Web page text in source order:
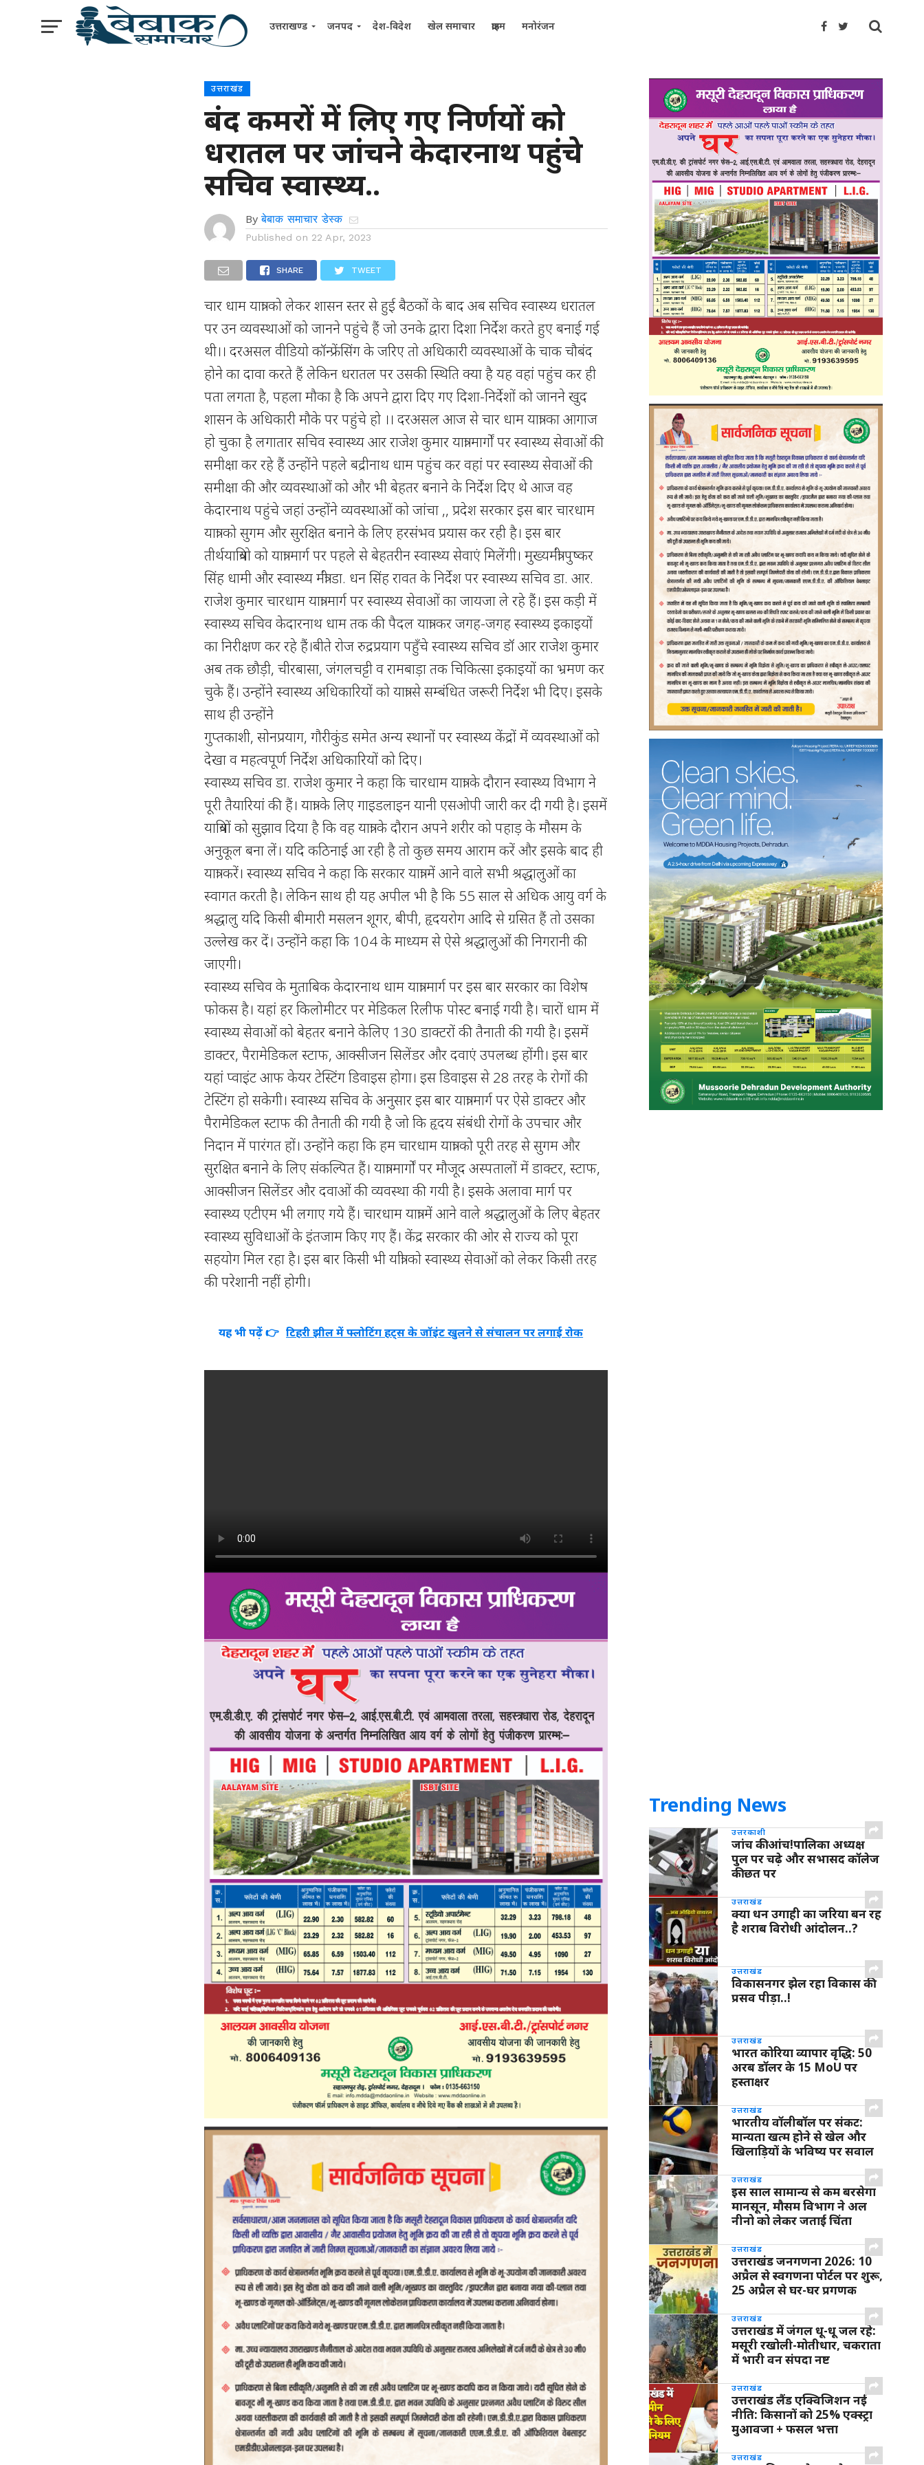
उत्तराखण्ड जनपद देश-विदेश खेल समाचार क्राइम मनोरंजन
उत्तराखंड
बंद कमरों में लिए गए निर्णयों को
धरातल पर जांचने केदारनाथ पहुंचे
सचिव स्वास्थ्य..
By बेबाक समाचार डेस्क
Published on 22 Apr, 2023
SHARE TWEET
चार धाम यात्रा को लेकर शासन स्तर से हुई बैठकों के बाद अब सचिव स्वास्थ्य धरातल
पर उन व्यवस्थाओं को जानने पहुंचे हैं जो उनके द्वारा दिशा निर्देश करते हुए बनाई गई
थी।। दरअसल वीडियो कॉन्फ्रेंसिंग के जरिए तो अधिकारी व्यवस्थाओं के चाक चौबंद
होने का दावा करते हैं लेकिन धरातल पर उसकी स्थिति क्या है यह वहां पहुंच कर ही
पता लगता है, पहला मौका है कि अपने द्वारा दिए गए दिशा-निर्देशों को जानने खुद
शासन के अधिकारी मौके पर पहुंचे हो ।। दरअसल आज से चार धाम यात्रा का आगाज
हो चुका है लगातार सचिव स्वास्थ्य आर राजेश कुमार यात्रा मार्गों पर स्वास्थ्य सेवाओं की
समीक्षा कर रहे हैं उन्होंने पहले बद्रीनाथ धाम पहुंच कर वहां पर स्वास्थ्य सेवाओं की
समीक्षा की और व्यवस्थाओं को और भी बेहतर बनाने के निर्देश दिए थे आज वह
केदारनाथ पहुंचे जहां उन्होंने व्यवस्थाओं को जांचा ,, प्रदेश सरकार इस बार चारधाम
यात्रा को सुगम और सुरक्षित बनाने के लिए हरसंभव प्रयास कर रही है। इस बार
तीर्थयात्रियो को यात्रा मार्ग पर पहले से बेहतरीन स्वास्थ्य सेवाएं मिलेंगी। मुख्यमंत्री पुष्कर
सिंह धामी और स्वास्थ्य मंत्री डा. धन सिंह रावत के निर्देश पर स्वास्थ्य सचिव डा. आर.
राजेश कुमार चारधाम यात्रा मार्ग पर स्वास्थ्य सेवाओं का जायजा ले रहे हैं। इस कड़ी में
स्वास्थ्य सचिव केदारनाथ धाम तक की पैदल यात्रा कर जगह-जगह स्वास्थ्य इकाइयों
का निरीक्षण कर रहे हैं।बीते रोज रुद्रप्रयाग पहुँचे स्वास्थ्य सचिव डॉ आर राजेश कुमार
अब तक छौड़ी, चीरबासा, जंगलचट्टी व रामबाड़ा तक चिकित्सा इकाइयों का भ्रमण कर
चुके हैं। उन्होंने स्वास्थ्य अधिकारियों को यात्रा से सम्बंधित जरूरी निर्देश भी दिए। इसके
साथ ही उन्होंने
गुप्तकाशी, सोनप्रयाग, गौरीकुंड समेत अन्य स्थानों पर स्वास्थ्य केंद्रों में व्यवस्थाओं को
देखा व महत्वपूर्ण निर्देश अधिकारियों को दिए।
स्वास्थ्य सचिव डा. राजेश कुमार ने कहा कि चारधाम यात्रा के दौरान स्वास्थ्य विभाग ने
पूरी तैयारियां की हैं। यात्रा के लिए गाइडलाइन यानी एसओपी जारी कर दी गयी है। इसमें
यात्रियों को सुझाव दिया है कि वह यात्रा के दौरान अपने शरीर को पहाड़ के मौसम के
अनुकूल बना लें। यदि कठिनाई आ रही है तो कुछ समय आराम करें और इसके बाद ही
यात्रा करें। स्वास्थ्य सचिव ने कहा कि सरकार यात्रा में आने वाले सभी श्रद्धालुओं का
स्वागत करती है। लेकिन साथ ही यह अपील भी है कि 55 साल से अधिक आयु वर्ग के
श्रद्धालु यदि किसी बीमारी मसलन शूगर, बीपी, हृदयरोग आदि से ग्रसित हैं तो उसका
उल्लेख कर दें। उन्होंने कहा कि 104 के माध्यम से ऐसे श्रद्धालुओं की निगरानी की
जाएगी।
स्वास्थ्य सचिव के मुताबिक केदारनाथ धाम यात्रा मार्ग पर इस बार सरकार का विशेष
फोकस है। यहां हर किलोमीटर पर मेडिकल रिलीफ पोस्ट बनाई गयी है। चारों धाम में
स्वास्थ्य सेवाओं को बेहतर बनाने केलिए 130 डाक्टरों की तैनाती की गयी है। इसमें
डाक्टर, पैरामेडिकल स्टाफ, आक्सीजन सिलेंडर और दवाएं उपलब्ध होंगी। इस बार
यहां प्वाइंट आफ केयर टेस्टिंग डिवाइस होगा। इस डिवाइस से 28 तरह के रोगों की
टेस्टिंग हो सकेगी। स्वास्थ्य सचिव के अनुसार इस बार यात्रा मार्ग पर ऐसे डाक्टर और
पैरामेडिकल स्टाफ की तैनाती की गयी है जो कि हृदय संबंधी रोगों के उपचार और
निदान में पारंगत हों। उन्होंने कहा कि हम चारधाम यात्रा को पूरी तरह से सुगम और
सुरक्षित बनाने के लिए संकल्पित हैं। यात्रा मार्गों पर मौजूद अस्पतालों में डाक्टर, स्टाफ,
आक्सीजन सिलेंडर और दवाओं की व्यवस्था की गयी है। इसके अलावा मार्ग पर
स्वास्थ्य एटीएम भी लगाए गये हैं। चारधाम यात्रा में आने वाले श्रद्धालुओं के लिए बेहतर
स्वास्थ्य सुविधाओं के इंतजाम किए गए हैं। केंद्र सरकार की ओर से राज्य को पूरा
सहयोग मिल रहा है। इस बार किसी भी यात्री को स्वास्थ्य सेवाओं को लेकर किसी तरह
की परेशानी नहीं होगी।
यह भी पढ़ें 👉 टिहरी झील में फ्लोटिंग हट्स के जॉइंट खुलने से संचालन पर लगाई रोक
Trending News
उत्तरकाशी
जांच की आंच!पालिका अध्यक्ष
पुल पर चढ़े और सभासद कॉलेज
की छत पर
उत्तराखंड
क्या धन उगाही का जरिया बन रह
है शराब विरोधी आंदोलन..?
उत्तराखंड
विकासनगर झेल रहा विकास की
प्रसव पीड़ा..!
उत्तराखंड
भारत कोरिया व्यापार वृद्धि: 50
अरब डॉलर के 15 MoU पर
हस्ताक्षर
उत्तराखंड
भारतीय वॉलीबॉल पर संकट:
मान्यता खत्म होने से खेल और
खिलाड़ियों के भविष्य पर सवाल
उत्तराखंड
इस साल सामान्य से कम बरसेगा
मानसून, मौसम विभाग ने अल
नीनो को लेकर जताई चिंता
उत्तराखंड
उत्तराखंड जनगणना 2026: 10
अप्रैल से स्वगणना पोर्टल पर शुरू,
25 अप्रैल से घर-घर प्रगणक
उत्तराखंड
उत्तराखंड में जंगल धू-धू जल रहे:
मसूरी रखोली-मोतीधार, चकराता
में भारी वन संपदा नष्ट
उत्तराखंड
उत्तराखंड लैंड एक्विजिशन नई
नीति: किसानों को 25% एक्स्ट्रा
मुआवजा + फसल भत्ता
उत्तराखंड